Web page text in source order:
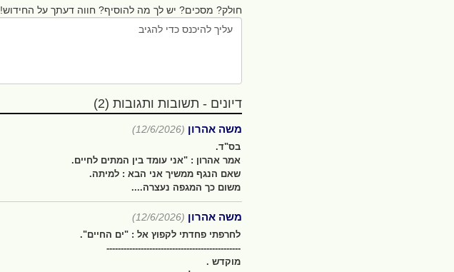
חולק? מסכים? יש לך מה להוסיף? חווה דעתך על החידוש!
דיונים - תשובות ותגובות (2)
משה אהרון (12/6/2026)
בס"ד.
אמר אהרון : "אני עומד בין המתים לחיים.
שאם הנגף ממשיך אני הבא : למיתה.
משום כך המגפה נעצרה....
משה אהרון (12/6/2026)
לחרפתי פחדתי לקפוץ אל : "ים החיים".
-----------------------------------------------
מוקדש .